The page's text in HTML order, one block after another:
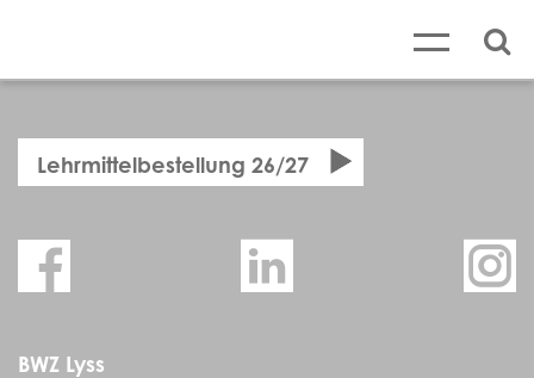
Lehrmittelbestellung 26/27
BWZ Lyss